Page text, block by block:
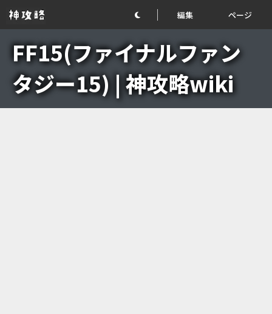
編集 ページ
FF15(ファイナルファン
タジー15) | 神攻略wiki